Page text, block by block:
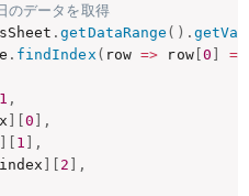
データを取得
.getDataRange ( ) .
. findIndex ( row => row[0 ]
1 ,
] [0 ] ,
] [ 1 ] ,
index ] [ 2 ] ,